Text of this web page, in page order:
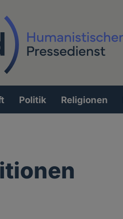
Politik Religionen